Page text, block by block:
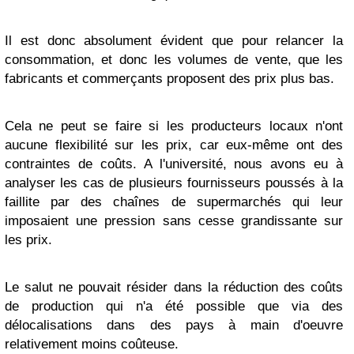
Il est donc absolument évident que pour relancer la
consommation, et donc les volumes de vente, que les
fabricants et commerçants proposent des prix plus bas.
Cela ne peut se faire si les producteurs locaux n'ont
aucune flexibilité sur les prix, car eux-même ont des
contraintes de coûts. A l'université, nous avons eu à
analyser les cas de plusieurs fournisseurs poussés à la
faillite par des chaînes de supermarchés qui leur
imposaient une pression sans cesse grandissante sur
les prix.
Le salut ne pouvait résider dans la réduction des coûts
de production qui n'a été possible que via des
délocalisations dans des pays à main d'oeuvre
relativement moins coûteuse.